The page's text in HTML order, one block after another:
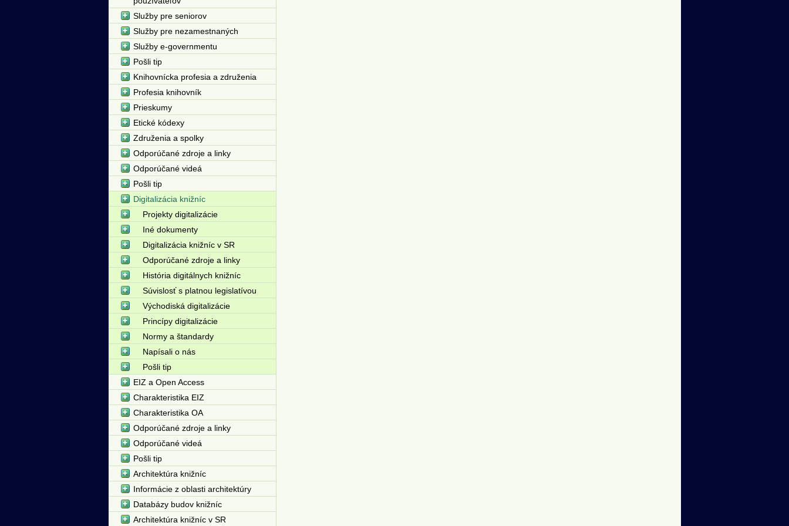
Služby pre seniorov
Služby pre nezamestnaných
Služby e-governmentu
Pošli tip
Knihovnícka profesia a združenia
Profesia knihovník
Prieskumy
Etické kódexy
Združenia a spolky
Odporúčané zdroje a linky
Odporúčané videá
Pošli tip
Digitalizácia knižníc
Projekty digitalizácie
Iné dokumenty
Digitalizácia knižníc v SR
Odporúčané zdroje a linky
História digitálnych knižníc
Súvislosť s platnou legislatívou
Východiská digitalizácie
Princípy digitalizácie
Normy a štandardy
Napísali o nás
Pošli tip
EIZ a Open Access
Charakteristika EIZ
Charakteristika OA
Odporúčané zdroje a linky
Odporúčané videá
Pošli tip
Architektúra knižníc
Informácie z oblasti architektúry
Databázy budov knižníc
Architektúra knižníc v SR